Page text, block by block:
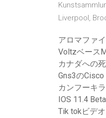
Liverpool,
アロマファ
Voltzベース
カナダへの
Gns3の
カンフーキ
IOS 11.4
Tik tokビデ